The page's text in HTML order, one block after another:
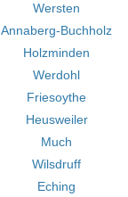
Wersten
Annaberg-Buchholz
Holzminden
Werdohl
Friesoythe
Heusweiler
Much
Wilsdruff
Eching